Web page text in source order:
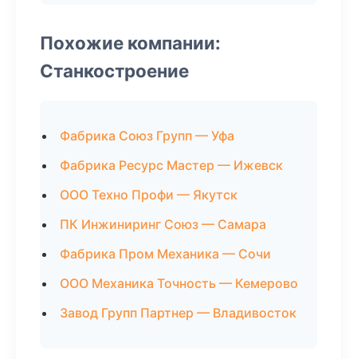
Похожие компании:
Станкостроение
Фабрика Союз Групп — Уфа
Фабрика Ресурс Мастер — Ижевск
ООО Техно Профи — Якутск
ПК Инжиниринг Союз — Самара
Фабрика Пром Механика — Сочи
ООО Механика Точность — Кемерово
Завод Групп Партнер — Владивосток